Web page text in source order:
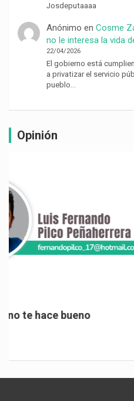
Josdeputaaaa
Anónimo en Cosme
no le interesa la vida
22/04/2026
El gobierno está
a privatizar el servicio
pueblo…
Opinión
La memoria selectiva
cuando la crítica